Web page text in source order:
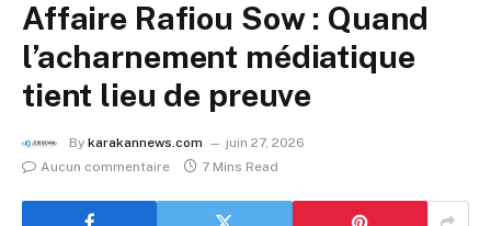
Affaire Rafiou Sow : Quand
l’acharnement médiatique
tient lieu de preuve
By karakannews.com
juin 27, 2026
Aucun commentaire
7 Mins Read